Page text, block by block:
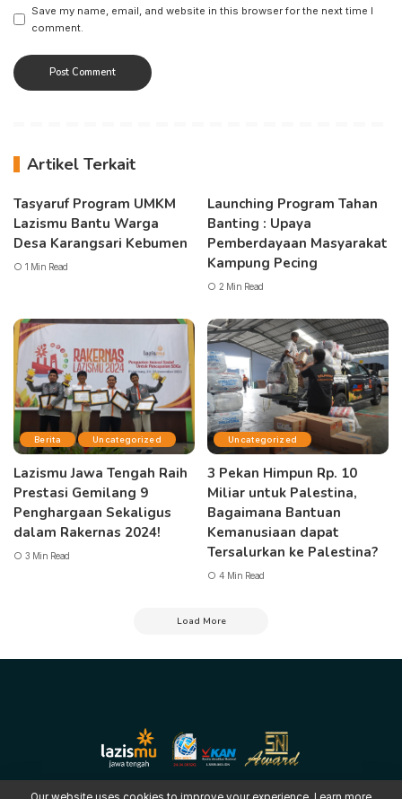
Save my name, email, and website in this browser for the next time I
comment.
Artikel Terkait
Tasyaruf Program UMKM
Lazismu Bantu Warga
Desa Karangsari Kebumen
1 Min Read
Launching Program Tahan
Banting : Upaya
Pemberdayaan Masyarakat
Kampung Pecing
2 Min Read
Berita Uncategorized
Lazismu Jawa Tengah Raih
Prestasi Gemilang 9
Penghargaan Sekaligus
dalam Rakernas 2024!
3 Min Read
Uncategorized
3 Pekan Himpun Rp. 10
Miliar untuk Palestina,
Bagaimana Bantuan
Kemanusiaan dapat
Tersalurkan ke Palestina?
4 Min Read
Load More